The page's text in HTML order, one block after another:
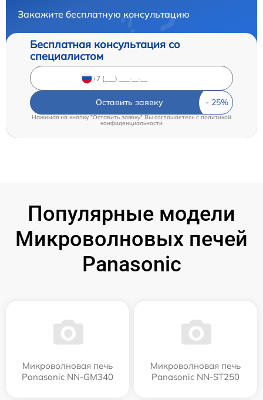
Закажите бесплатную консультацию
Бесплатная консультация со
специалистом
Оставить заявку
Нажимая на кнопку "Оставить заявку" Вы соглашаетесь cполитикой
конфиденциальности
Популярные модели
Микроволновых печей
Panasonic
Микроволновая печь
Panasonic NN-GM340
Микроволновая печь
Panasonic NN-ST250